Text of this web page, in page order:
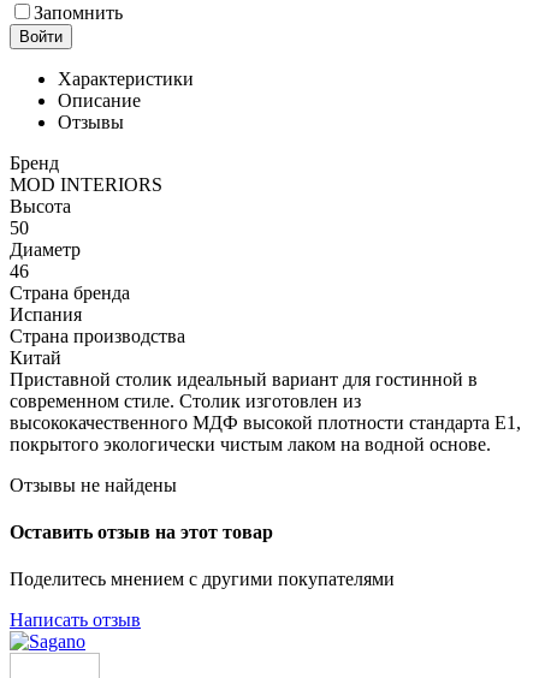
Запомнить
Войти
Характеристики
Описание
Отзывы
Бренд
MOD INTERIORS
Высота
50
Диаметр
46
Страна бренда
Испания
Страна производства
Китай
Приставной столик идеальный вариант для гостинной в
современном стиле. Столик изготовлен из
высококачественного МДФ высокой плотности стандарта Е1,
покрытого экологически чистым лаком на водной основе.
Отзывы не найдены
Оставить отзыв на этот товар
Поделитесь мнением с другими покупателями
Написать отзыв